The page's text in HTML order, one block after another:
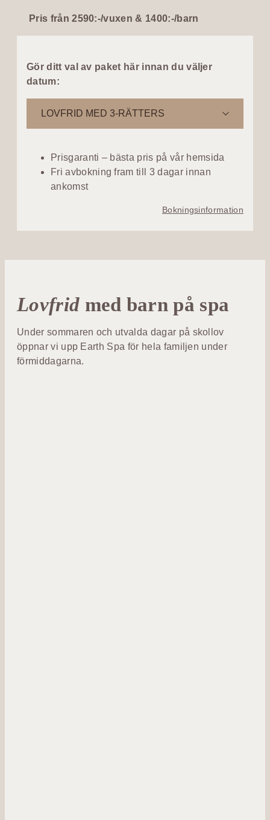
Pris från 2590:-/vuxen & 1400:-/barn
Gör ditt val av paket här innan du väljer
datum:
LOVFRID MED 3-RÄTTERS
Prisgaranti – bästa pris på vår hemsida
Fri avbokning fram till 3 dagar innan
ankomst
Bokningsinformation
Lovfrid med barn på spa
Under sommaren och utvalda dagar på skollov
öppnar vi upp Earth Spa för hela familjen under
förmiddagarna.